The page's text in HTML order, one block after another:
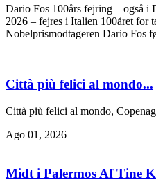
Dario Fos 100års fejring – også
2026 – fejres i Italien 100året for
Nobelprismodtageren Dario Fos
Città più felici al mondo...
Città più felici al mondo,
Ago 01, 2026
Midt i Palermos Af Tine